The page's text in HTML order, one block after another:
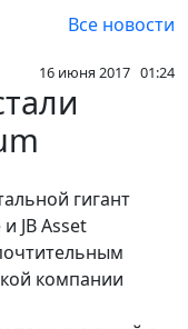
Все новости
16 июня 2017 01:24
гигант
JB Asset
компании